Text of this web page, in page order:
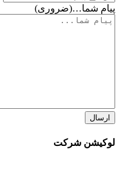
پیام شما…(ضروری)
لوکیشن شرکت